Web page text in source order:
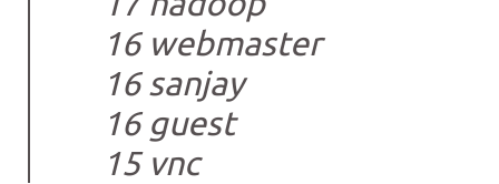
16 webmaster
16 sanjay
16 guest
15 vnc